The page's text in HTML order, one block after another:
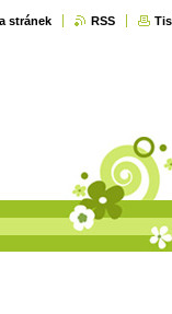
stránek RSS